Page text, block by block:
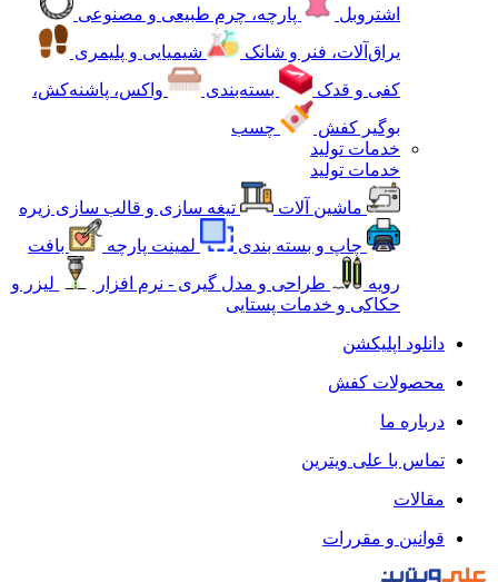
اشتروبل
پارچه، چرم طبیعی و مصنوعی
یراق‌آلات، فنر و شانک
شیمیایی و پلیمری
کفی و قدک
بسته‌بندی
واکس، پاشنه‌کش،
بوگیر کفش
چسب
خدمات تولید
خدمات تولید
ماشین آلات
تیغه سازی و قالب سازی زیره
چاپ و بسته بندی
لمینت پارچه
بافت
رویه
طراحی و مدل گیری - نرم افزار
لیزر و
حکاکی و خدمات پستایی
دانلود اپلیکشن
محصولات کفش
درباره ما
تماس با علی ویترین
مقالات
قوانین و مقررات